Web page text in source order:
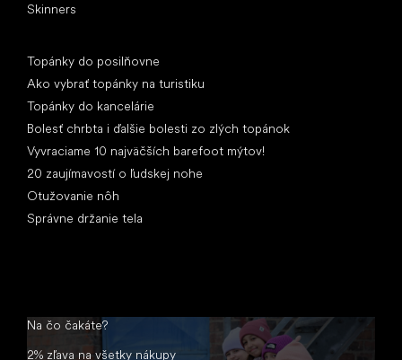
Skinners
Topánky do posilňovne
Ako vybrať topánky na turistiku
Topánky do kancelárie
Bolesť chrbta i ďalšie bolesti zo zlých topánok
Vyvraciame 10 najväčších barefoot mýtov!
20 zaujímavostí o ľudskej nohe
Otužovanie nôh
Správne držanie tela
Na čo čakáte?
2% zľava na všetky nákupy